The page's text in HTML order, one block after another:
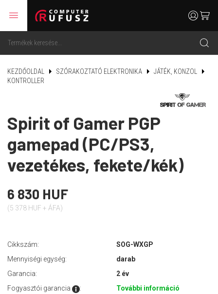
menu
search
usercart
KEZDŐOLDAL SZÓRAKOZTATÓ ELEKTRONIKA
JÁTÉK, KONZOL
KONTROLLER
Spirit of Gamer PGP
gamepad (PC/PS3,
vezetékes, fekete/kék)
6 830 HUF
(5 378 HUF + ÁFA)
Cikkszám:
SOG-WXGP
Mennyiségi egység:
darab
Garancia:
2 év
Fogyasztói garancia
: További információ